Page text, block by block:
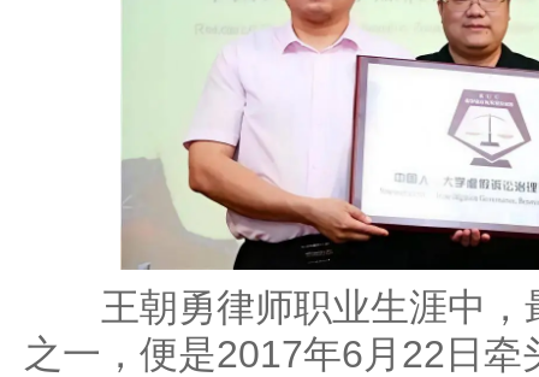
王朝勇律师职业生涯中，
之一，便是2017年6月22日牵